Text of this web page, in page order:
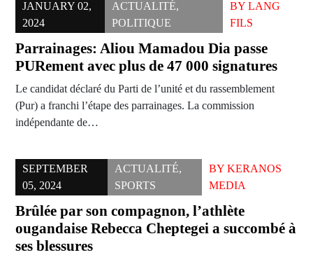
JANUARY 02,
2024
ACTUALITÉ,
POLITIQUE
BY LANG
FILS
Parrainages: Aliou Mamadou Dia passe
PURement avec plus de 47 000 signatures
Le candidat déclaré du Parti de l’unité et du rassemblement
(Pur) a franchi l’étape des parrainages. La commission
indépendante de…
SEPTEMBER
05, 2024
ACTUALITÉ,
SPORTS
BYKERANOS
MEDIA
Brûlée par son compagnon, l’athlète
ougandaise Rebecca Cheptegei a succombé à
ses blessures